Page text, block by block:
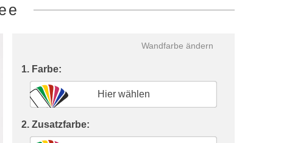
Wandfarbe ändern
1. Farbe:
Hier wählen
2. Zusatzfarbe: